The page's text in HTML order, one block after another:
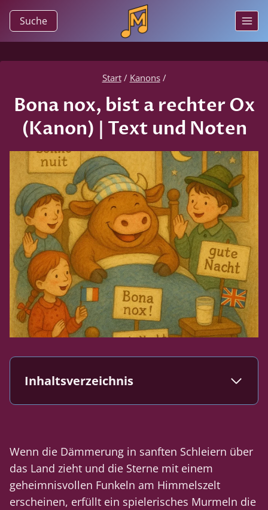
Zum
Inhalt
springen
Suche
Start / Kanons /
Bona nox, bist a rechter Ox
(Kanon) | Text und Noten
Inhaltsverzeichnis
Wenn die Dämmerung in sanften Schleiern über
das Land zieht und die Sterne mit einem
geheimnisvollen Funkeln am Himmelszelt
erscheinen, erfüllt ein spielerisches Murmeln die